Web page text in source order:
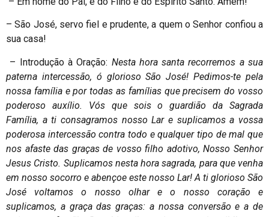
– São José, servo fiel e prudente, a quem o Senhor confiou a
sua casa!
– Introdução à Oração: Nesta hora santa recorremos a sua
paterna intercessão, ó glorioso São José! Pedimos-te pela
nossa família e por todas as famílias que precisem do vosso
poderoso auxílio. Vós que sois o guardião da Sagrada
Família, a ti consagramos nosso Lar e suplicamos a vossa
poderosa intercessão contra todo e qualquer tipo de mal que
nos afaste das graças de vosso filho adotivo, Nosso Senhor
Jesus Cristo. Suplicamos nesta hora sagrada, para que venha
em nosso socorro e abençoe este nosso Lar! A ti glorioso São
José voltamos o nosso olhar e o nosso coração e
suplicamos, a graça das graças: a nossa conversão e a de